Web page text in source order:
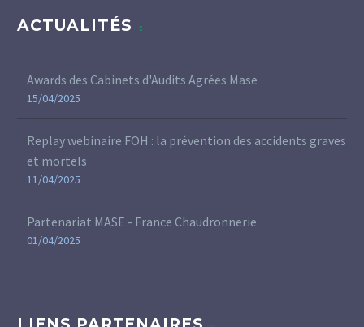
ACTUALITÉS
Awards des Cabinets d'Audits Agrées Mase
15/04/2025
Replay webinaire FOH : la prévention des accidents graves
et mortels
11/04/2025
Partenariat MASE - France Chaudronnerie
01/04/2025